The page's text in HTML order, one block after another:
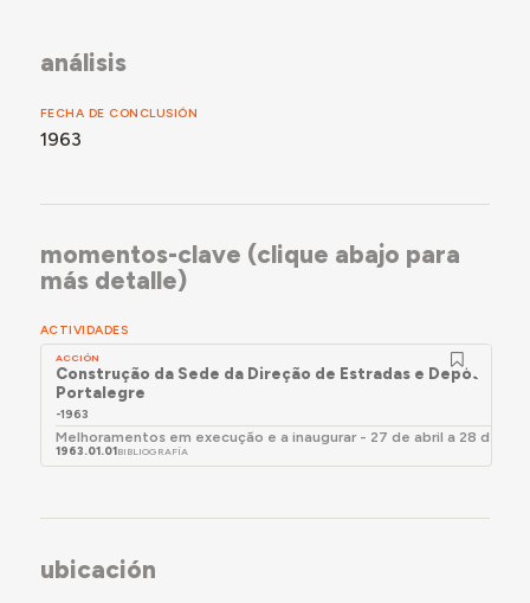
análisis
FECHA DE CONCLUSIÓN
1963
momentos-clave (clique abajo para
más detalle)
ACTIVIDADES
ACCIÓN
Construção da Sede da Direção de Estradas e Depósito
Portalegre
-1963
Melhoramentos em execução e a inaugurar - 27 de abril a 28 de
1963.01.01BIBLIOGRAFÍA
ubicación